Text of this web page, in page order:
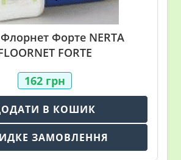
Форте NERTA
FORTE
162 грн
В КОШИК
ЗАМОВЛЕННЯ